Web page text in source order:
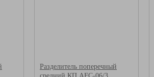
Разделитель поперечный
средний КП AFC-06/3